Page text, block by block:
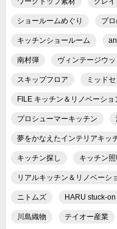
ショールームめぐり プ
キッチンショールーム
南村弾 ヴィンテージウッ
スキップフロア ミッド
FILE キッチン＆リノベーショ
プロシューマーキッチン
夢をかなえたインテリアキッ
キッチン探し キッチン照
リアルキッチン＆リノベーシ
ニトムズ HARU stuck-
川島織物 テイオー産業